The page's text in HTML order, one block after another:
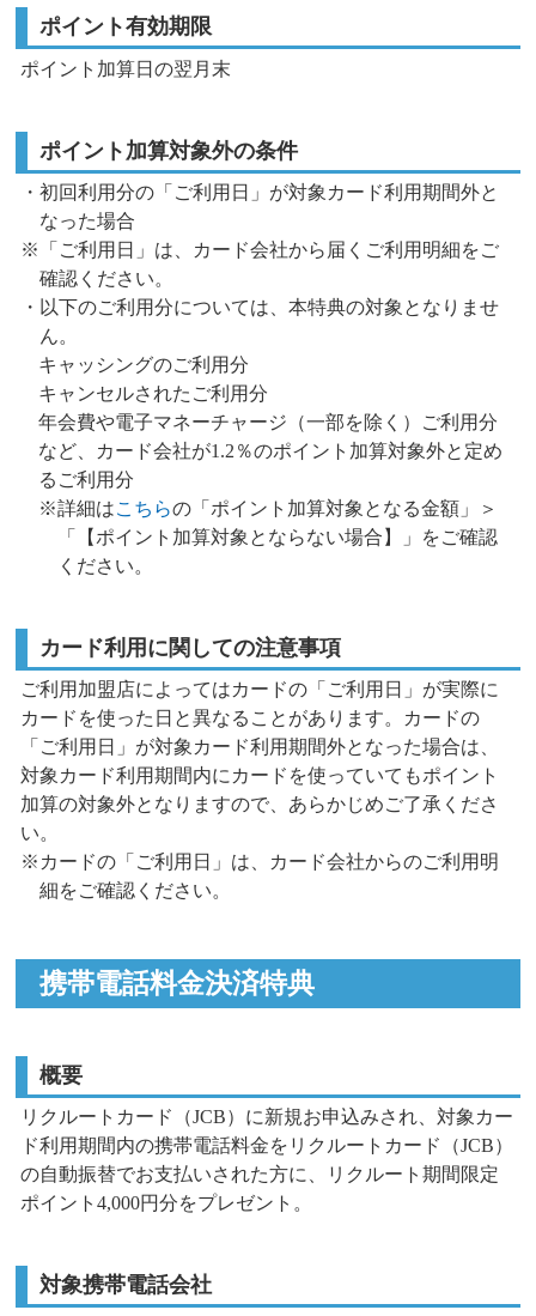
ポイント有効期限
ポイント加算日の翌月末
ポイント加算対象外の条件
・初回利用分の「ご利用日」が対象カード利用期間外と
なった場合
※「ご利用日」は、カード会社から届くご利用明細をご
確認ください。
・以下のご利用分については、本特典の対象となりませ
ん。
キャッシングのご利用分
キャンセルされたご利用分
年会費や電子マネーチャージ（一部を除く）ご利用分
など、カード会社が1.2％のポイント加算対象外と定め
るご利用分
※詳細はこちらの「ポイント加算対象となる金額」＞
「【ポイント加算対象とならない場合】」をご確認
ください。
カード利用に関しての注意事項
ご利用加盟店によってはカードの「ご利用日」が実際に
カードを使った日と異なることがあります。カードの
「ご利用日」が対象カード利用期間外となった場合は、
対象カード利用期間内にカードを使っていてもポイント
加算の対象外となりますので、あらかじめご了承くださ
い。
※カードの「ご利用日」は、カード会社からのご利用明
細をご確認ください。
携帯電話料金決済特典
概要
リクルートカード（JCB）に新規お申込みされ、対象カー
ド利用期間内の携帯電話料金をリクルートカード（JCB）
の自動振替でお支払いされた方に、
リクルート期間限定
ポイント4,000円分をプレゼント。
対象携帯電話会社